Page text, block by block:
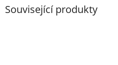
Související produkty